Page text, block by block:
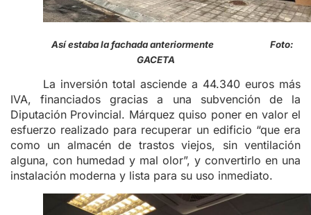
Así estaba la fachada anteriormente Foto:
GACETA
La inversión total asciende a 44.340 euros más
IVA, financiados gracias a una subvención de la
Diputación Provincial. Márquez quiso poner en valor el
esfuerzo realizado para recuperar un edificio “que era
como un almacén de trastos viejos, sin ventilación
alguna, con humedad y mal olor”, y convertirlo en una
instalación moderna y lista para su uso inmediato.